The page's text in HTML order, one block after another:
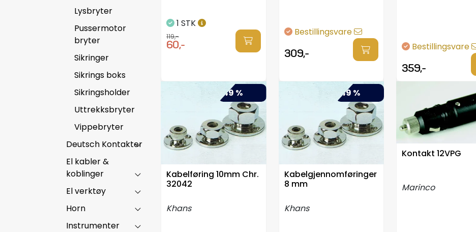
Lysbryter
Pussermotor
bryter
Sikringer
Sikrings boks
Sikringsholder
Uttrekksbryter
Vippebryter
Deutsch Kontakter
El kabler &
koblinger
El verktøy
Horn
Instrumenter
1 STK
119,-
60,-
Bestillingsvare
309,-
Bestillingsvare
359,-
-49 %
Kabelføring 10mm Chr.
32042
Khans
-49 %
Kabelgjennomføringer
8 mm
Khans
Kontakt 12VPG
Marinco